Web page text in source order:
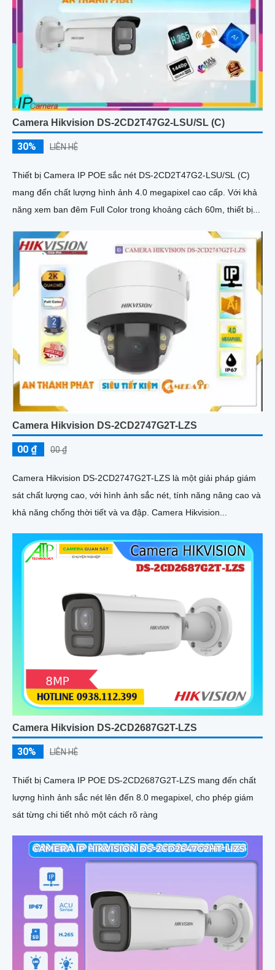
Camera Hikvision DS-2CD2T47G2-LSU/SL (C)
30% LIÊN HỆ
Thiết bị Camera IP POE sắc nét DS-2CD2T47G2-LSU/SL (C)
mang đến chất lượng hình ảnh 4.0 megapixel cao cấp. Với khả
năng xem ban đêm Full Color trong khoảng cách 60m, thiết bị...
Camera Hikvision DS-2CD2747G2T-LZS
00 ₫ 00 ₫
Camera Hikvision DS-2CD2747G2T-LZS là một giải pháp giám
sát chất lượng cao, với hình ảnh sắc nét, tính năng nâng cao và
khả năng chống thời tiết và va đập. Camera Hikvision...
Camera Hikvision DS-2CD2687G2T-LZS
30% LIÊN HỆ
Thiết bị Camera IP POE DS-2CD2687G2T-LZS mang đến chất
lượng hình ảnh sắc nét lên đến 8.0 megapixel, cho phép giám
sát từng chi tiết nhỏ một cách rõ ràng